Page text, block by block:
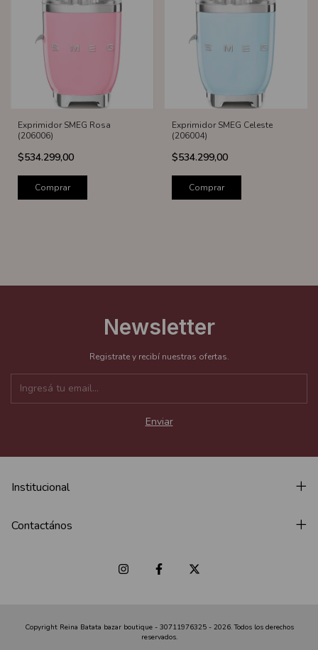
Exprimidor SMEG Rosa
(206006)
$534.299,00
Comprar
Exprimidor SMEG Celeste
(206004)
$534.299,00
Comprar
Newsletter
Registrate y recibí nuestras ofertas.
Institucional
Contactános
Copyright Reina Batata bazar boutique - 30711976325 - 2026. Todos los derechos
reservados.